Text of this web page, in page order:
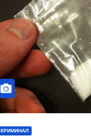
КРИМИНАЛ